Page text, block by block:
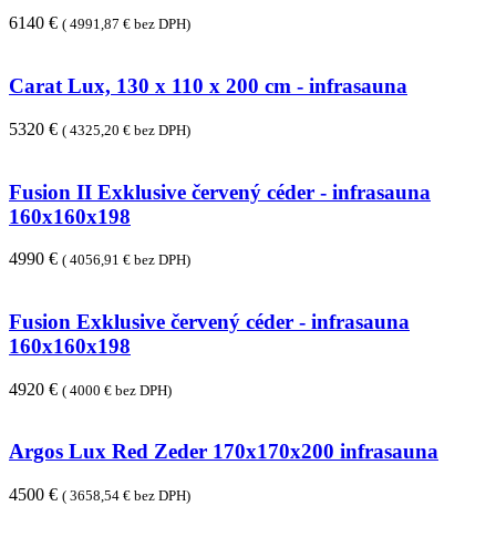
6140 € ( 4991,87 € bez DPH)
Carat Lux, 130 x 110 x 200 cm - infrasauna
5320 € ( 4325,20 € bez DPH)
Fusion II Exklusive červený céder - infrasauna
160x160x198
4990 € ( 4056,91 € bez DPH)
Fusion Exklusive červený céder - infrasauna
160x160x198
4920 € ( 4000 € bez DPH)
Argos Lux Red Zeder 170x170x200 infrasauna
4500 € ( 3658,54 € bez DPH)